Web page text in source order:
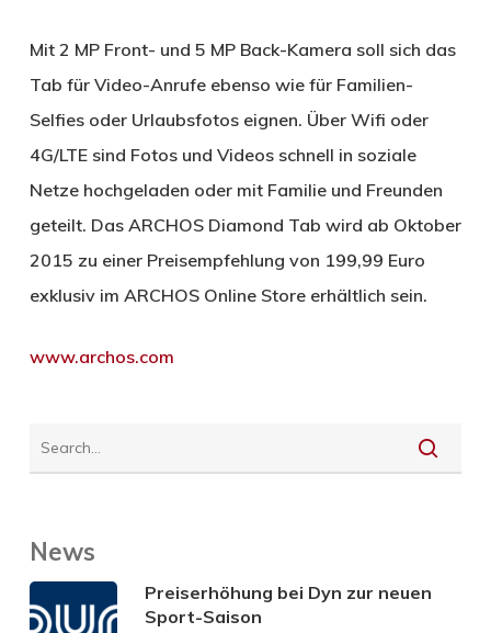
Mit 2 MP Front- und 5 MP Back-Kamera soll sich das
Tab für Video-Anrufe ebenso wie für Familien-
Selfies oder Urlaubsfotos eignen. Über Wifi oder
4G/LTE sind Fotos und Videos schnell in soziale
Netze hochgeladen oder mit Familie und Freunden
geteilt. Das ARCHOS Diamond Tab wird ab Oktober
2015 zu einer Preisempfehlung von 199,99 Euro
exklusiv im ARCHOS Online Store erhältlich sein.
www.archos.com
News
Preiserhöhung bei Dyn zur neuen
Sport-Saison